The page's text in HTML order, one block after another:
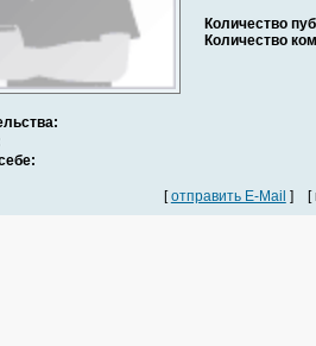
Количество
Количество
[отправить E-Mail ] [